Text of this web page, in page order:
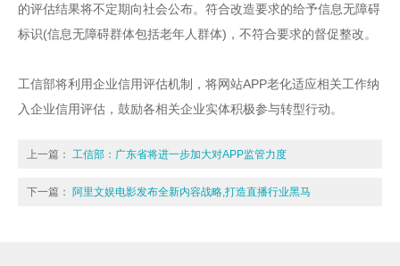
的评估结果将不定期向社会公布。符合改造要求的给予信息无障碍
标识(信息无障碍群体包括老年人群体)，不符合要求的督促整改。
工信部将利用企业信用评估机制，将网站APP老化适应相关工作纳
入企业信用评估，鼓励各相关企业实体积极参与转型行动。
上一篇： 工信部：广东省将进一步加大对APP监管力度
下一篇： 阿里文娱电影发布全新内容战略,打造直播行业黑马